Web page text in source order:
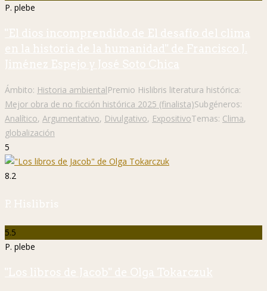
P. plebe
"El dios incomprendido de El desafío del clima
en la historia de la humanidad" de Francisco J.
Jiménez Espejo y José Soto Chica
Ámbito: Historia ambientalPremio Hislibris literatura histórica:
Mejor obra de no ficción histórica 2025 (finalista)Subgéneros:
Analítico, Argumentativo, Divulgativo, ExpositivoTemas: Clima,
globalización
5
8.2
P. Hislibris
5.5
P. plebe
"Los libros de Jacob" de Olga Tokarczuk